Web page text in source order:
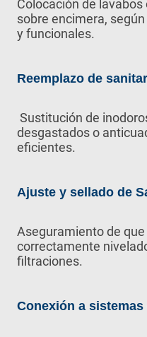
Colocación de
sobre encimera,
y funcionales.
Reemplazo de
Sustitución de
desgastados o
eficientes.
Ajuste y sellado de
Aseguramiento de
correctamente
filtraciones.
Conexión a